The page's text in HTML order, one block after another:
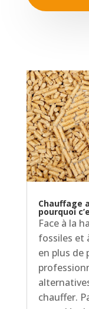
Chauffage
pourquoi
Face à la
fossiles et
en plus de
chauffer.